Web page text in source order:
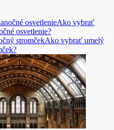
Ako vybrať
osvetlenie?
Ako vybrať umelý